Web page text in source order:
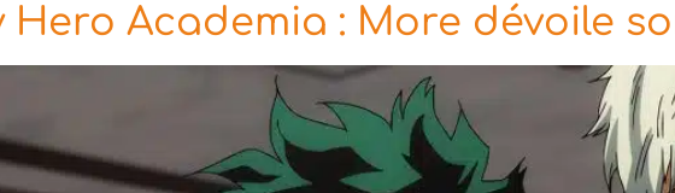
Hero Academia : More dévoile